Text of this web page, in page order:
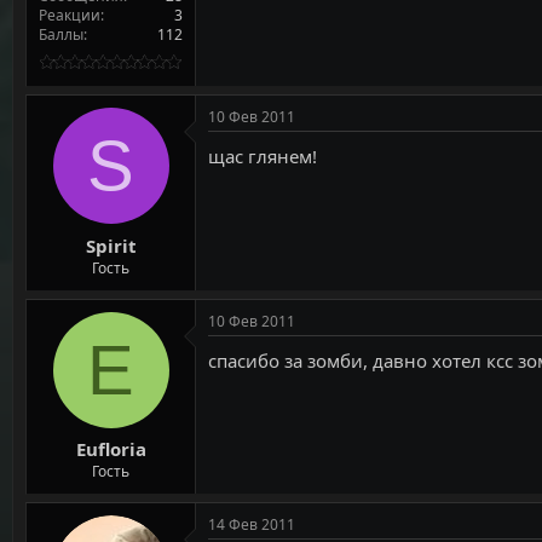
Реакции
3
Баллы
112
S
Spirit
Гость
10 Фев 2011
щас глянем!
E
Eufloria
Гость
10 Фев 2011
спасибо за зомби, давно хотел ксс
14 Фев 2011